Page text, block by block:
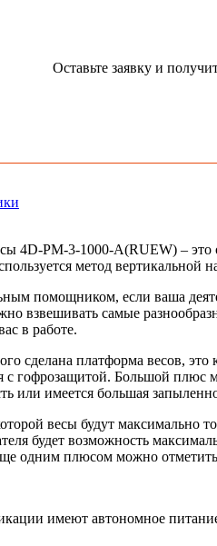
Оставьте заявку и
4D-PM-3-1000-A(RUEW) – это
метод вертикальной
помощником, если ваша
взвешивать самые
в работе.
сделана платформа весов,
с гофрозащитой. Большой плюс
или имеется большая
весы будут максимально
будет возможность
одним плюсом можно
имеют автономное